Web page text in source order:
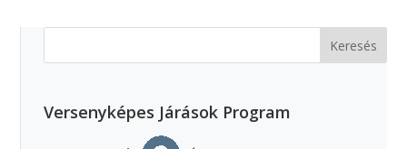
Versenyképes Járások Program